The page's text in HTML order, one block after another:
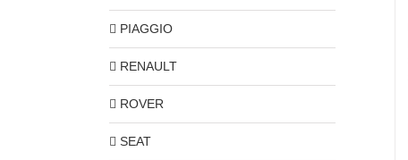
PIAGGIO
RENAULT
ROVER
SEAT